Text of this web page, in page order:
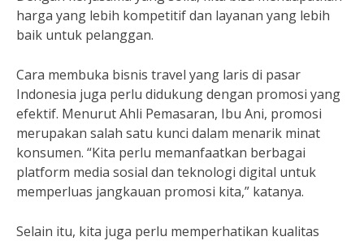
harga yang lebih kompetitif dan layanan yang lebih
baik untuk pelanggan.
Cara membuka bisnis travel yang laris di pasar
Indonesia juga perlu didukung dengan promosi yang
efektif. Menurut Ahli Pemasaran, Ibu Ani, promosi
merupakan salah satu kunci dalam menarik minat
konsumen. “Kita perlu memanfaatkan berbagai
platform media sosial dan teknologi digital untuk
memperluas jangkauan promosi kita,” katanya.
Selain itu, kita juga perlu memperhatikan kualitas